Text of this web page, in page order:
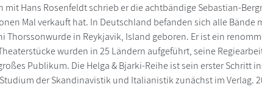
mit Hans Rosenfeldt schrieb er die achtbändige Sebastian-
Mal verkauft hat. In Deutschland befanden sich alle Bände
Thorssonwurde in Reykjavik, Island geboren. Er ist ein
wurden in 25 Ländern aufgeführt, seine
Publikum. Die Helga & Bjarki-Reihe ist sein erster Schritt
der Skandinavistik und Italianistik zunächst im Verlag.